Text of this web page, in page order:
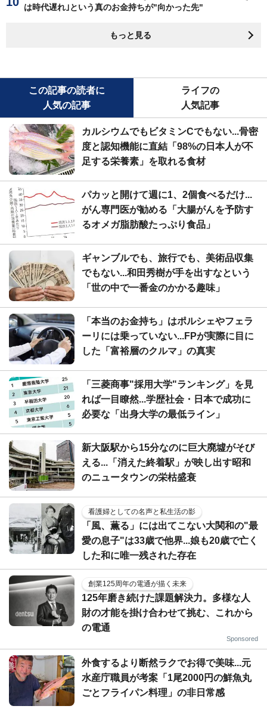
は時代遅れ｣という真のお金持ちが"向かった先"
もっと見る
この記事の読者に
人気の記事
ライフの
人気記事
カルシウムでもビタミンCでもない...骨密
度と認知機能に直結「98%の日本人が不
足する栄養素」を取れる食材
パカッと開けて週に1、2個食べるだけ...
がん専門医が勧める「大腸がんを予防す
るオメガ脂肪酸たっぷり食品」
ギャンブルでも、旅行でも、美術品収集
でもない...和田秀樹が手を出すなという
「世の中で一番金のかかる趣味」
「本当のお金持ち」はポルシェやフェラ
ーリには乗っていない...FPが実際に目に
した「富裕層のクルマ」の真実
「三菱商事"採用大学"ランキング」を見
れば一目瞭然...学歴社会・日本で成功に
必要な「出身大学の最低ライン」
新大阪駅から15分なのに巨大廃墟がそび
える...「消えた終着駅」が映し出す昭和
のニュータウンの栄枯盛衰
看護婦としての名声と私生活の影
「風、薫る」には出てこない大関和の"最
愛の息子"は33歳で他界...娘も20歳で亡く
した和に唯一残された存在
創業125周年の電通が描く未来
125年磨き続けた課題解決力。多様な人
財の才能を掛け合わせて挑む、これから
の電通
Sponsored
外食するより断然ラクでお得で美味...元
水産庁職員が考案「1尾2000円の鮮魚丸
ごとフライパン料理」の非日常感